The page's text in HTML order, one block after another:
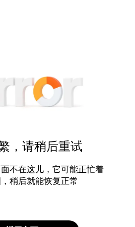
，请稍后重试
不在这儿，它可能正忙着
稍后就能恢复正常